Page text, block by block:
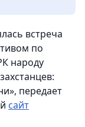
встреча
по
народу
передает
сайт